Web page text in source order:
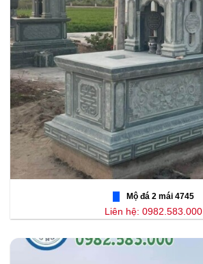
Mộ đá 2 mái 4745
Liên hệ: 0982.583.000